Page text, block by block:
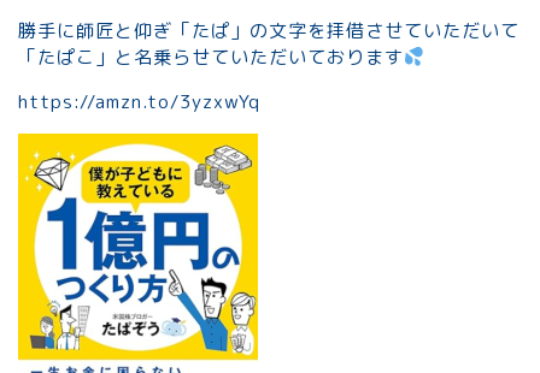
勝手に師匠と仰ぎ「たぱ」の文字を拝借させていただいて
「たぱこ」と名乗らせていただいております
https://amzn.to/3yzxwYq